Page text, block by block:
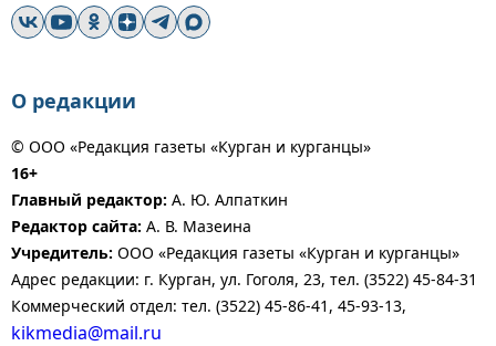
О редакции
© ООО «Редакция газеты «Курган и курганцы»
16+
Главный редактор: А. Ю. Алпаткин
Редактор сайта: А. В. Мазеина
Учредитель: ООО «Редакция газеты «Курган и курганцы»
Адрес редакции: г. Курган, ул. Гоголя, 23, тел. (3522) 45-84-31
Коммерческий отдел: тел. (3522) 45-86-41, 45-93-13,
kikmedia@mail.ru